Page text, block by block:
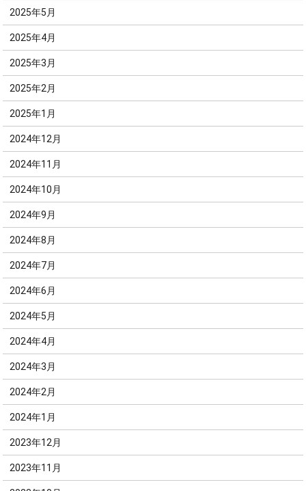
2025年5月
2025年4月
2025年3月
2025年2月
2025年1月
2024年12月
2024年11月
2024年10月
2024年9月
2024年8月
2024年7月
2024年6月
2024年5月
2024年4月
2024年3月
2024年2月
2024年1月
2023年12月
2023年11月